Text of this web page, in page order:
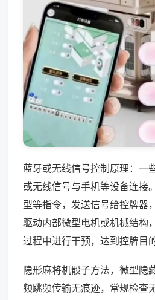
蓝牙或无线信号控制原理：一
或无线信号与手机等设备连接
型等指令，发送信号给控牌器
驱动内部微型电机或机械结构
过程中进行干预，达到控牌目的
隐形麻将机骰子方法，微型隐
频跳频传输无痕迹，常规检查